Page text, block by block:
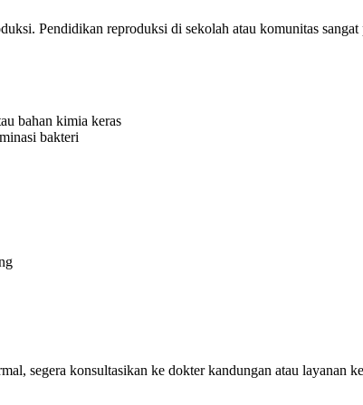
Pendidikan reproduksi di sekolah atau komunitas sangat
bahan kimia keras
bakteri
segera konsultasikan ke dokter kandungan atau layanan